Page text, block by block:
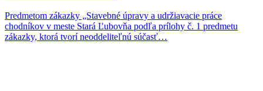
Predmetom zákazky „Stavebné úpravy a udržiavacie práce
chodníkov v meste Stará Ľubovňa podľa prílohy č. 1 predmetu
zákazky, ktorá tvorí neoddeliteľnú súčasť…